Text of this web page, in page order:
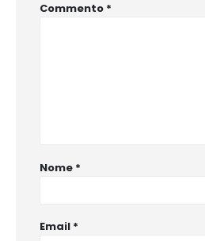
Commento *
Nome *
Email *